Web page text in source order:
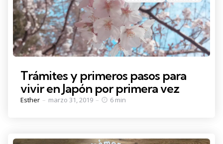
in
Trámites y primeros pasos para
vivir en Japón por primera vez
Posted
Esther marzo 31, 2019 6 min